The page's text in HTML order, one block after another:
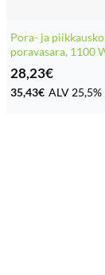
Pora- ja
poravasara, 1100
28,23€
35,43€ ALV 25,5%